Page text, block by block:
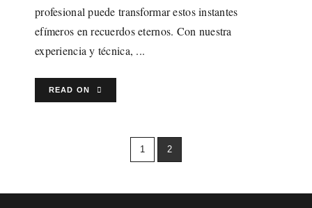
profesional puede transformar estos instantes
efímeros en recuerdos eternos. Con nuestra
experiencia y técnica, ...
READ ON
1 2
Sesion Maternidad
Sesion Familiar